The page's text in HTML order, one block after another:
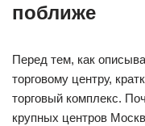
поближе
Перед тем, как
торговому центру,
торговый комплекс.
крупных центров